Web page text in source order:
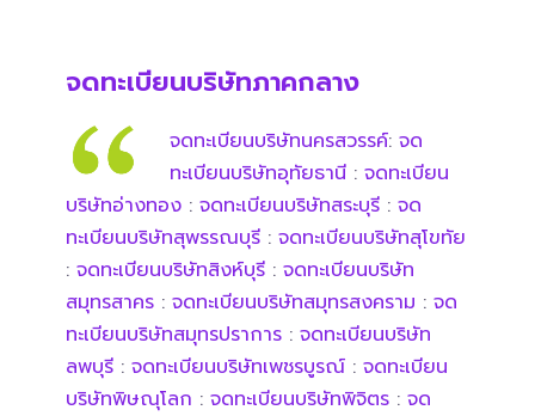
จดทะเบียนบริษัทภาคกลาง
จดทะเบียนบริษัทนครสวรรค์: จด
ทะเบียนบริษัทอุทัยธานี : จดทะเบียน
บริษัทอ่างทอง : จดทะเบียนบริษัทสระบุรี : จด
ทะเบียนบริษัทสุพรรณบุรี : จดทะเบียนบริษัทสุโขทัย
: จดทะเบียนบริษัทสิงห์บุรี : จดทะเบียนบริษัท
สมุทรสาคร : จดทะเบียนบริษัทสมุทรสงคราม : จด
ทะเบียนบริษัทสมุทรปราการ : จดทะเบียนบริษัท
ลพบุรี : จดทะเบียนบริษัทเพชรบูรณ์ : จดทะเบียน
บริษัทพิษณุโลก : จดทะเบียนบริษัทพิจิตร : จด